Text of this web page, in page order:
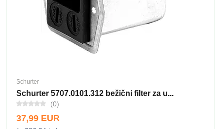
Schurter
Schurter 5707.0101.312 bežični filter za u...
(0)
37,99 EUR